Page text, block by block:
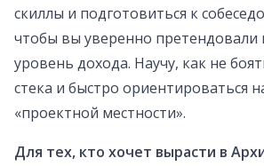
скиллы и подготовиться к
чтобы вы уверенно претендовали
уровень дохода. Научу, как не
стека и быстро ориентироваться
«проектной местности».
Для тех, кто хочет вырасти в